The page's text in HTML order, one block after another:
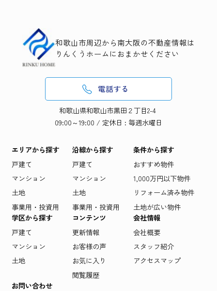
和歌山市周辺から南大阪の不動産情報は
りんくうホームにおまかせください
電話する
和歌山県和歌山市黒田２丁目2-4
09:00～19:00 / 定休日 : 毎週水曜日
エリアから探す
戸建て
マンション
土地
事業用・投資用
沿線から探す
戸建て
マンション
土地
事業用・投資用
条件から探す
おすすめ物件
1,000万円以下物件
リフォーム済み物件
土地が広い物件
学区から探す
戸建て
マンション
土地
コンテンツ
更新情報
お客様の声
お気に入り
閲覧履歴
会社情報
会社概要
スタッフ紹介
アクセスマップ
お問い合わせ